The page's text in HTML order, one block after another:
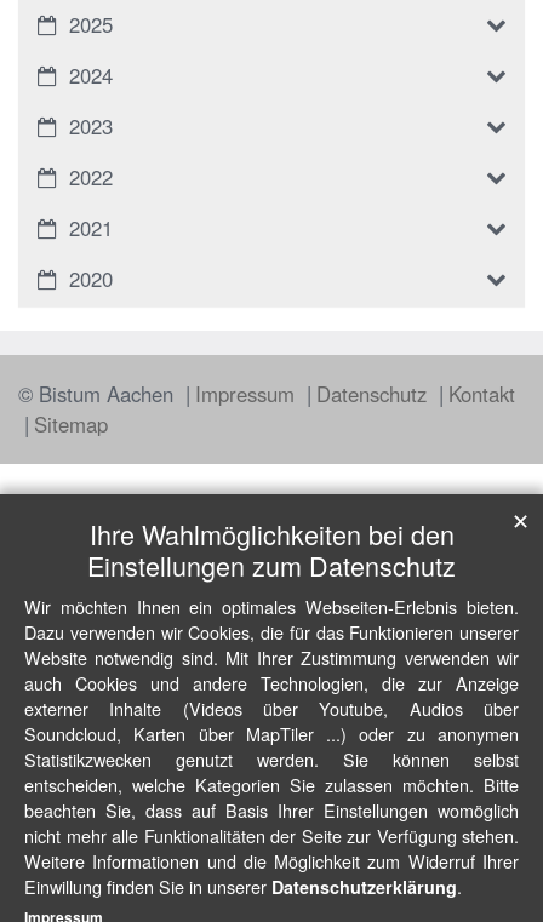
2025
2024
2023
2022
2021
2020
© Bistum Aachen Impressum Datenschutz
Kontakt
Sitemap
Ihre Wahlmöglichkeiten bei den
Einstellungen zum Datenschutz
Wir möchten Ihnen ein optimales Webseiten-Erlebnis bieten.
Dazu verwenden wir Cookies, die für das Funktionieren unserer
Website notwendig sind. Mit Ihrer Zustimmung verwenden wir
auch Cookies und andere Technologien, die zur Anzeige
externer Inhalte (Videos über Youtube, Audios über
Soundcloud, Karten über MapTiler ...) oder zu anonymen
Statistikzwecken genutzt werden. Sie können selbst
entscheiden, welche Kategorien Sie zulassen möchten. Bitte
beachten Sie, dass auf Basis Ihrer Einstellungen womöglich
nicht mehr alle Funktionalitäten der Seite zur Verfügung stehen.
Weitere Informationen und die Möglichkeit zum Widerruf Ihrer
Einwillung finden Sie in unserer Datenschutzerklärung.
✕
Impressum